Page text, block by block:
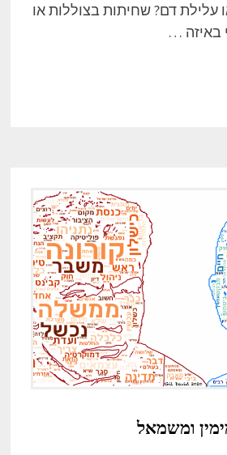
עלילת דם? שחיתות בצוללות או
באיזה …
ומשמאל